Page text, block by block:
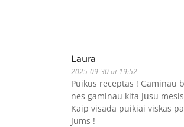
Laura
2025-09-30 at 19:52
Puikus receptas ! Gaminau
nes gaminau kita Jusu
Kaip visada puikiai viskas
Jums !